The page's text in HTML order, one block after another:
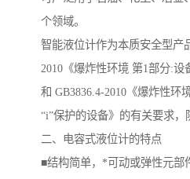
个领域。
智能液位计作为本质安全型产
2010《爆炸性环境 第1部分:设
和 GB3836.4-2010《爆炸性环
“i”保护的设备》的有关要求
二、电容式液位计的特点
■结构简单，*可动或弹性元部